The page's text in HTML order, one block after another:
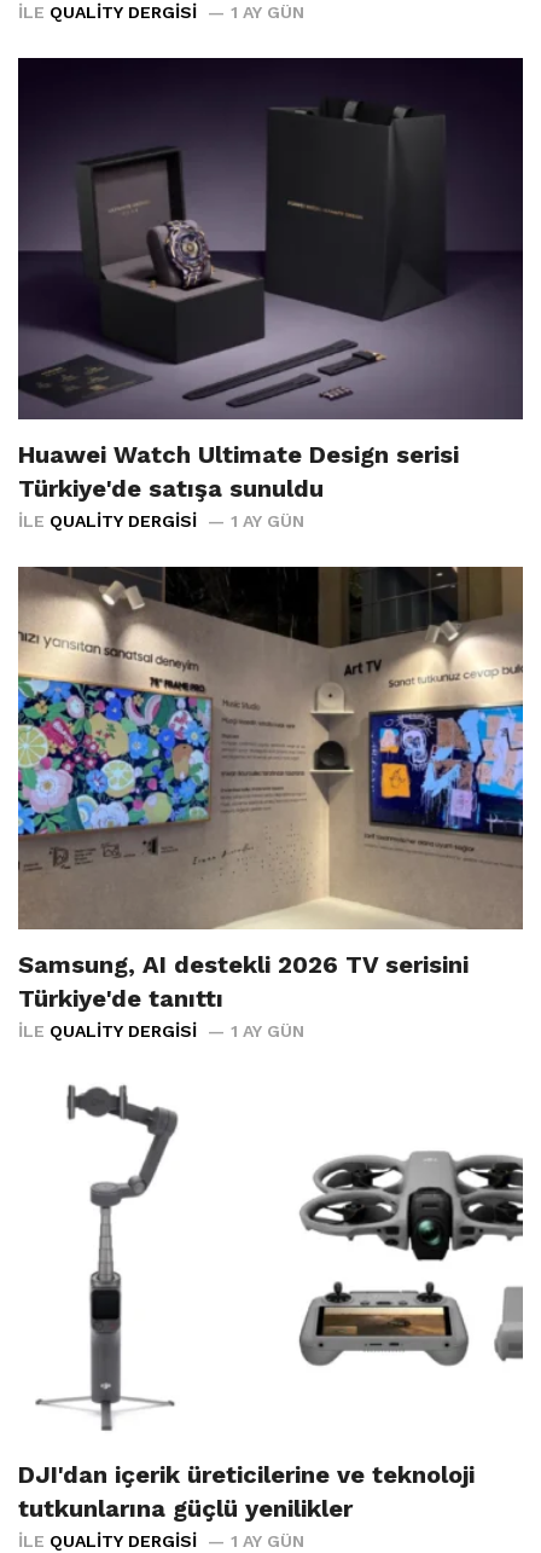
İLE QUALITY DERGISI 1 AY GÜN
Huawei Watch Ultimate Design serisi
Türkiye'de satışa sunuldu
İLE QUALITY DERGISI 1 AY GÜN
Samsung, AI destekli 2026 TV serisini
Türkiye'de tanıttı
İLE QUALITY DERGISI 1 AY GÜN
DJI'dan içerik üreticilerine ve teknoloji
tutkunlarına güçlü yenilikler
İLE QUALITY DERGISI 1 AY GÜN